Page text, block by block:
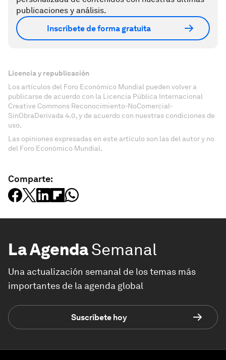
publicaciones y análisis.
Inscríbete de forma gratuita
Licencia y republicación
Los artículos del Foro Económico Mundial pueden volver a
publicarse de acuerdo con la Licencia Pública Internacional
Creative Commons Reconocimiento-NoComercial-
SinObraDerivada 4.0, y de acuerdo con nuestras condiciones de
uso.
Las opiniones expresadas en este artículo son las del autor y no
del Foro Económico Mundial.
Comparte:
La AgendaSemanal
Una actualización semanal de los temas más
importantes de la agenda global
Suscríbete hoy